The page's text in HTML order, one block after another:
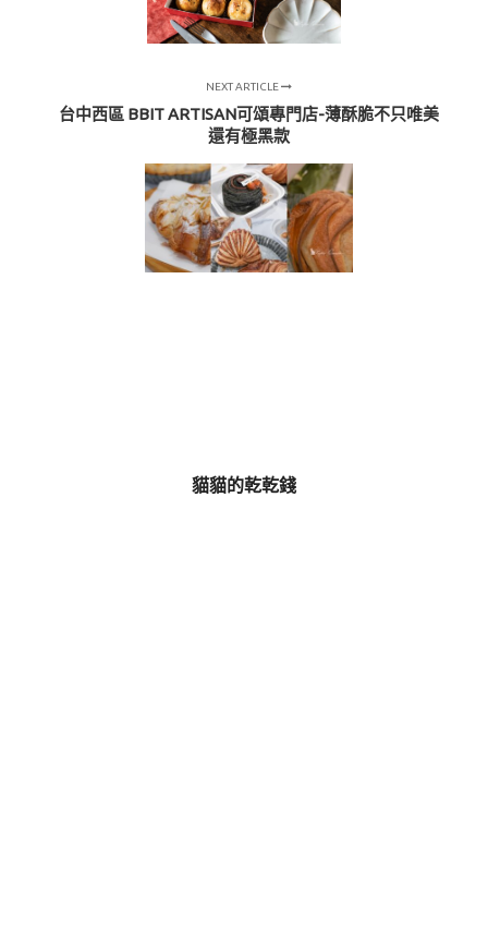
NEXT ARTICLE
台中西區 BBIT ARTISAN可頌專門店-薄酥脆不只唯美
還有極黑款
貓貓的乾乾錢